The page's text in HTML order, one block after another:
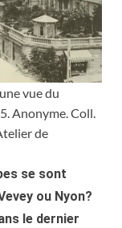
vue du
Anonyme. Coll.
de
se sont
ou Nyon?
le dernier